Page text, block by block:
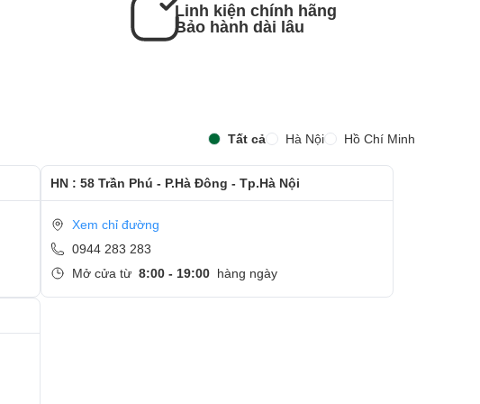
Linh kiện chính hãng
Bảo hành dài lâu
Tất cả Hà Nội Hồ Chí Minh
HN : 58 Trần Phú - P.Hà Đông - Tp.Hà Nội
Xem chỉ đường
0944 283 283
Mở cửa từ 8:00 - 19:00 hàng ngày